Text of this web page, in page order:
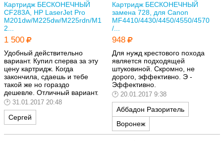
Картридж БЕСКОНЕЧНЫЙ
CF283A, HP LaserJet Pro
M201dw/M225dw/M225rdn/M1
2...
1 500
Удобный действительно
вариант. Купил сперва за эту
цену картридж. Когда
закончила, сдаешь и тебе
такой же но гораздо
дешевле. Отличный вариант.
31.01.2017 20:48
Сергей
Картридж БЕСКОНЕЧНЫЙ
замена 728, для Canon
MF4410/4430/4450/4550/4570
/...
948
Для нужд крестового похода
является подходящей
штуковиной. Скромно, не
дорого, эффективно. Э -
Эффективно.
20.01.2017 9:38
Аббадон Разоритель
Воронеж